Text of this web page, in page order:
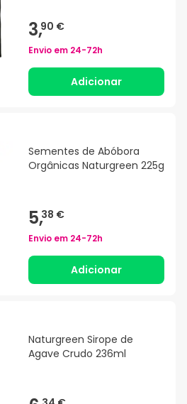
3,90 €
Envio em 24-72h
Adicionar
Sementes de Abóbora
Orgânicas Naturgreen 225g
5,38 €
Envio em 24-72h
Adicionar
Naturgreen Sirope de
Agave Crudo 236ml